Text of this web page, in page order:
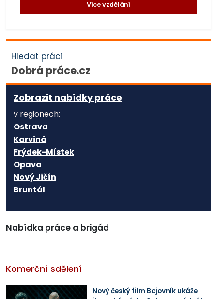
Více vzdělání
Hledat práci
Dobrá práce.cz
Zobrazit nabídky práce
v regionech:
Ostrava
Karviná
Frýdek-Místek
Opava
Nový Jičín
Bruntál
Nabídka práce a brigád
Komerční sdělení
Nový český film Bojovník ukáže